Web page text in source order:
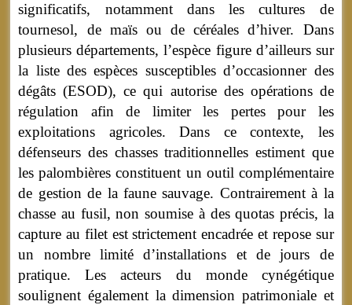
significatifs, notamment dans les cultures de
tournesol, de maïs ou de céréales d’hiver. Dans
plusieurs départements, l’espèce figure d’ailleurs sur
la liste des espèces susceptibles d’occasionner des
dégâts (ESOD), ce qui autorise des opérations de
régulation afin de limiter les pertes pour les
exploitations agricoles. Dans ce contexte, les
défenseurs des chasses traditionnelles estiment que
les palombières constituent un outil complémentaire
de gestion de la faune sauvage. Contrairement à la
chasse au fusil, non soumise à des quotas précis, la
capture au filet est strictement encadrée et repose sur
un nombre limité d’installations et de jours de
pratique. Les acteurs du monde cynégétique
soulignent également la dimension patrimoniale et